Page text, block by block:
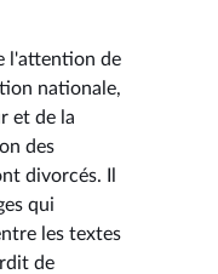
l'attention de
nationale,
et de la
des
divorcés. Il
qui
les textes
de